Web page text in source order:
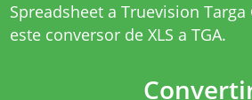
Spreadsheet a Truevision
este conversor de XLS a TGA.